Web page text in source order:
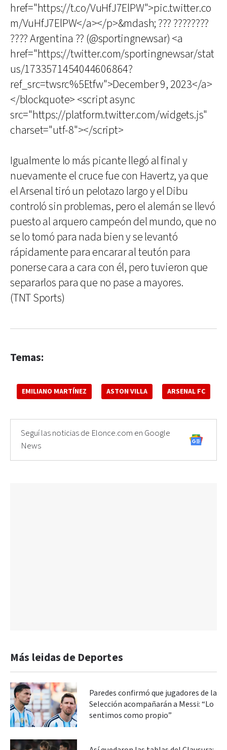
href="https://t.co/VuHfJ7ElPW">pic.twitter.co
m/VuHfJ7ElPW</a></p>&mdash; ??? ????????
???? Argentina ?? (@sportingnewsar) <a
href="https://twitter.com/sportingnewsar/stat
us/1733571454044606864?
ref_src=twsrc%5Etfw">December 9, 2023</a>
</blockquote> <script async
src="https://platform.twitter.com/widgets.js"
charset="utf-8"></script>
Igualmente lo más picante llegó al final y
nuevamente el cruce fue con Havertz, ya que
el Arsenal tiró un pelotazo largo y el Dibu
controló sin problemas, pero el alemán se llevó
puesto al arquero campeón del mundo, que no
se lo tomó para nada bien y se levantó
rápidamente para encarar al teutón para
ponerse cara a cara con él, pero tuvieron que
separarlos para que no pase a mayores.
(TNT Sports)
Temas:
EMILIANO MARTÍNEZ ASTON VILLA ARSENAL FC
Seguí las noticias de Elonce.com en Google
News
Más leidas de Deportes
Paredes confirmó que jugadores de la
Selección acompañarán a Messi: “Lo
sentimos como propio”